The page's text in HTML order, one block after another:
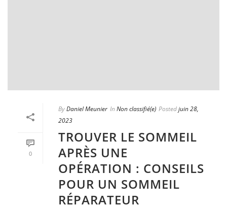
0
ByDaniel Meunier In Non classifié(e) Postedjuin 28,
2023
TROUVER LE SOMMEIL
APRÈS UNE
OPÉRATION : CONSEILS
POUR UN SOMMEIL
RÉPARATEUR